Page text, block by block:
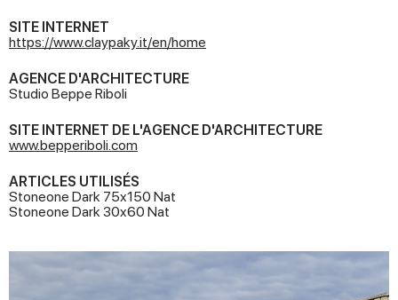
SITE INTERNET
https://www.claypaky.it/en/home
AGENCE D'ARCHITECTURE
Studio Beppe Riboli
SITE INTERNET DE L'AGENCE D'ARCHITECTURE
www.bepperiboli.com
ARTICLES UTILISÉS
Stoneone Dark 75x150 Nat
Stoneone Dark 30x60 Nat